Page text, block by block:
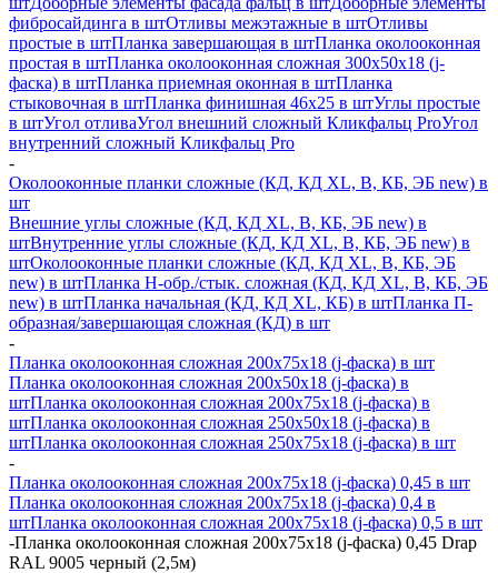
фибросайдинга в штОтливы межэтажные в штОтливы
простые в штПланка завершающая в штПланка околооконная
простая в штПланка околооконная сложная 300х50х18 (j-
фаска) в штПланка приемная оконная в штПланка
стыковочная в штПланка финишная 46х25 в штУглы простые
в штУгол отливаУгол внешний сложный Кликфальц ProУгол
внутренний сложный Кликфальц Pro
-
Околооконные планки сложные (КД, КД XL, В, КБ, ЭБ new) в
шт
Внешние углы сложные (КД, КД XL, В, КБ, ЭБ new) в
штВнутренние углы сложные (КД, КД XL, В, КБ, ЭБ new) в
штОколооконные планки сложные (КД, КД XL, В, КБ, ЭБ
new) в штПланка H-обр./стык. сложная (КД, КД XL, В, КБ, ЭБ
new) в штПланка начальная (КД, КД XL, КБ) в штПланка П-
образная/завершающая сложная (КД) в шт
-
Планка околооконная сложная 200х75х18 (j-фаска) в шт
Планка околооконная сложная 200х50х18 (j-фаска) в
штПланка околооконная сложная 200х75х18 (j-фаска) в
штПланка околооконная сложная 250х50х18 (j-фаска) в
штПланка околооконная сложная 250х75х18 (j-фаска) в шт
-
Планка околооконная сложная 200х75х18 (j-фаска) 0,45 в шт
Планка околооконная сложная 200х75х18 (j-фаска) 0,4 в
штПланка околооконная сложная 200х75х18 (j-фаска) 0,5 в шт
-Планка околооконная сложная 200х75х18 (j-фаска) 0,45 Drap
RAL 9005 черный (2,5м)